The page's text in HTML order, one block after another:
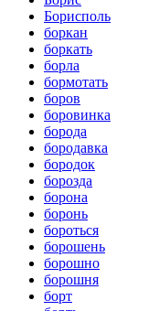
Борисполь
боркан
боркать
борла
бормотать
боров
боровинка
борода
бородавка
бородок
борозда
борона
боронь
бороться
борошень
борошно
борошня
борт